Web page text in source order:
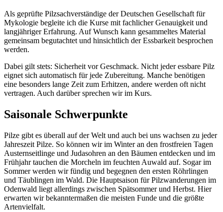
Als geprüfte Pilzsachverständige der Deutschen Gesellschaft für
Mykologie begleite ich die Kurse mit fachlicher Genauigkeit und
langjähriger Erfahrung. Auf Wunsch kann gesammeltes Material
gemeinsam begutachtet und hinsichtlich der Essbarkeit besprochen
werden.
Dabei gilt stets: Sicherheit vor Geschmack. Nicht jeder essbare Pilz
eignet sich automatisch für jede Zubereitung. Manche benötigen
eine besonders lange Zeit zum Erhitzen, andere werden oft nicht
vertragen. Auch darüber sprechen wir im Kurs.
Saisonale Schwerpunkte
Pilze gibt es überall auf der Welt und auch bei uns wachsen zu jeder
Jahreszeit Pilze. So können wir im Winter an den frostfreien Tagen
Austernseitlinge und Judasohren an den Bäumen entdecken und im
Frühjahr tauchen die Morcheln im feuchten Auwald auf. Sogar im
Sommer werden wir fündig und begegnen den ersten Röhrlingen
und Täublingen im Wald. Die Hauptsaison für Pilzwanderungen im
Odenwald liegt allerdings zwischen Spätsommer und Herbst. Hier
erwarten wir bekanntermaßen die meisten Funde und die größte
Artenvielfalt.